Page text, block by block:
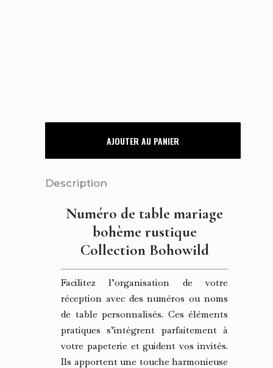
NOM
BOHOWILD
quantity
AJOUTER AU PANIER
Description
Numéro de table mariage
bohème rustique
Collection Bohowild
Facilitez l’organisation de votre
réception avec des numéros ou noms
de table personnalisés. Ces éléments
pratiques s’intègrent parfaitement à
votre papeterie et guident vos invités.
Ils apportent une touche harmonieuse